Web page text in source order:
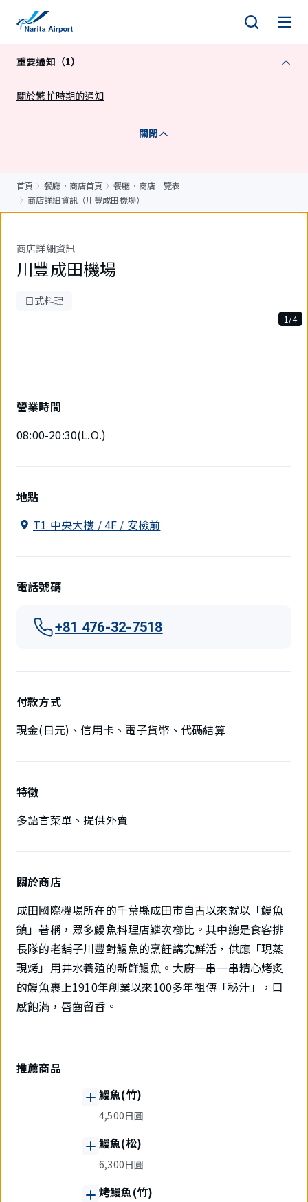
重要通知（1）
關於繁忙時期的通知
關閉
首頁 餐廳・商店首頁
餐廳・商店一覽表
商店詳細資訊（川豐成田機場）
商店詳細資訊
川豐成田機場
日式料理
件。
1/4
營業時間
08:00-20:30(L.O.)
地點
T1 中央大樓 / 4F / 安檢前
電話號碼
+81 476-32-7518
付款方式
現金(日元)、信用卡、電子貨幣、代碼結算
特徵
多語言菜單、提供外賣
關於商店
成田國際機場所在的千葉縣成田市自古以來就以「鰻魚
鎮」著稱，眾多鰻魚料理店鱗次櫛比。其中總是食客排
長隊的老舖子川豐對鰻魚的烹飪講究鮮活，供應「現蒸
現烤」用井水養殖的新鮮鰻魚。大廚一串一串精心烤炙
的鰻魚裹上1910年創業以來100多年祖傳「秘汁」，口
感飽滿，唇齒留香。
推薦商品
鰻魚(竹)
4,500日圓
鰻魚(松)
6,300日圓
烤鰻魚(竹)